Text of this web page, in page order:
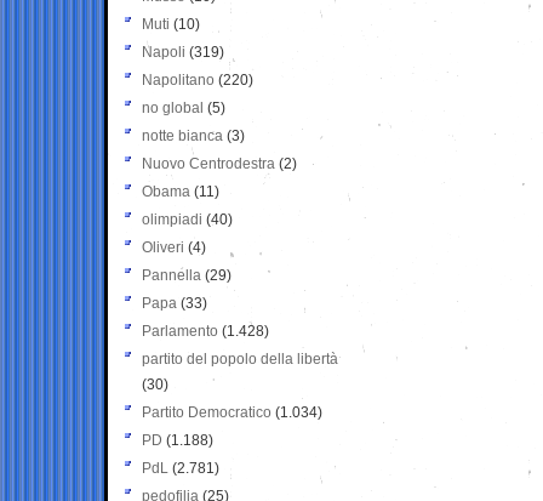
Muti (10)
Napoli (319)
Napolitano (220)
no global (5)
notte bianca (3)
Nuovo Centrodestra (2)
Obama (11)
olimpiadi (40)
Oliveri (4)
Pannella (29)
Papa (33)
Parlamento (1.428)
partito del popolo della libertà
(30)
Partito Democratico (1.034)
PD (1.188)
PdL (2.781)
pedofilia (25)